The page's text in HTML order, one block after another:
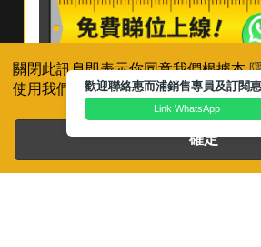
關閉此訊息即表示你同意我們根據本
使用我們的cookie，除非你已停用有關
確定
聯絡我們
惠而浦乃美國惠而浦Whirlpool,
歡迎聯絡惠而浦銷售專員及訂閱
Link WhatsApp